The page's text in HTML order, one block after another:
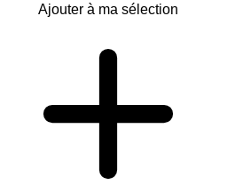
Ajouter à ma sélection